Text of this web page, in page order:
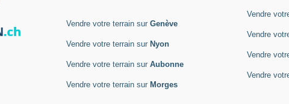
Vendre votre terrain sur Genève
Vendre votre terrain sur Nyon
Vendre votre terrain sur Aubonne
Vendre votre terrain sur Morges
Vendre
Vendre
Vendre
Vendre